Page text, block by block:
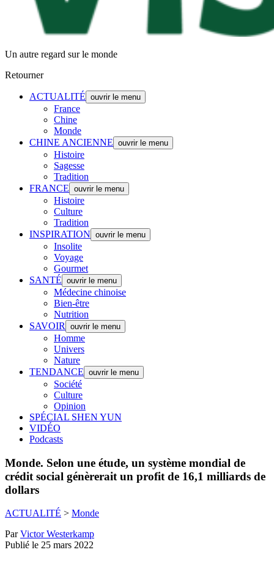
Un autre regard sur le monde
Retourner
ACTUALITÉ ouvrir le menu
France
Chine
Monde
CHINE ANCIENNE ouvrir le menu
Histoire
Sagesse
Tradition
FRANCE ouvrir le menu
Histoire
Culture
Tradition
INSPIRATION ouvrir le menu
Insolite
Voyage
Gourmet
SANTÉ ouvrir le menu
Médecine chinoise
Bien-être
Nutrition
SAVOIR
ouvrir le menu
Homme
Univers
Nature
TENDANCE ouvrir le menu
Société
Culture
Opinion
SPÉCIAL SHEN YUN
VIDÉO
Podcasts
Monde. Selon une étude, un système mondial de
crédit social génèrerait un profit de 16,1 milliards de
dollars
ACTUALITÉ > Monde
ParVictor Westerkamp
Publié le 25 mars 2022